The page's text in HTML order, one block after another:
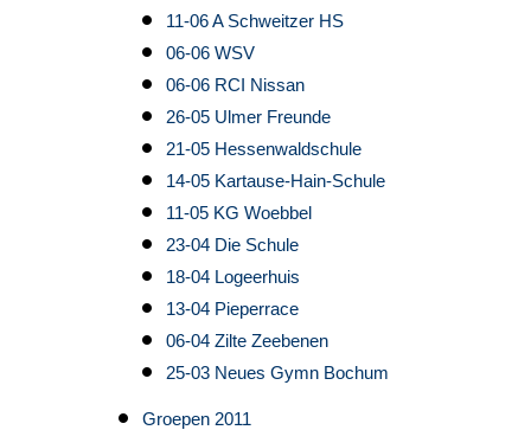
11-06 A Schweitzer HS
06-06 WSV
06-06 RCI Nissan
26-05 Ulmer Freunde
21-05 Hessenwaldschule
14-05 Kartause-Hain-Schule
11-05 KG Woebbel
23-04 Die Schule
18-04 Logeerhuis
13-04 Pieperrace
06-04 Zilte Zeebenen
25-03 Neues Gymn Bochum
Groepen 2011